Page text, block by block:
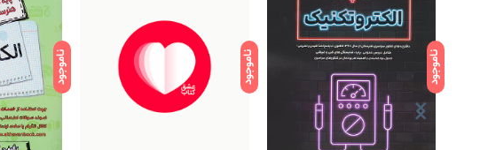
ناموجود ناموجود ناموجود